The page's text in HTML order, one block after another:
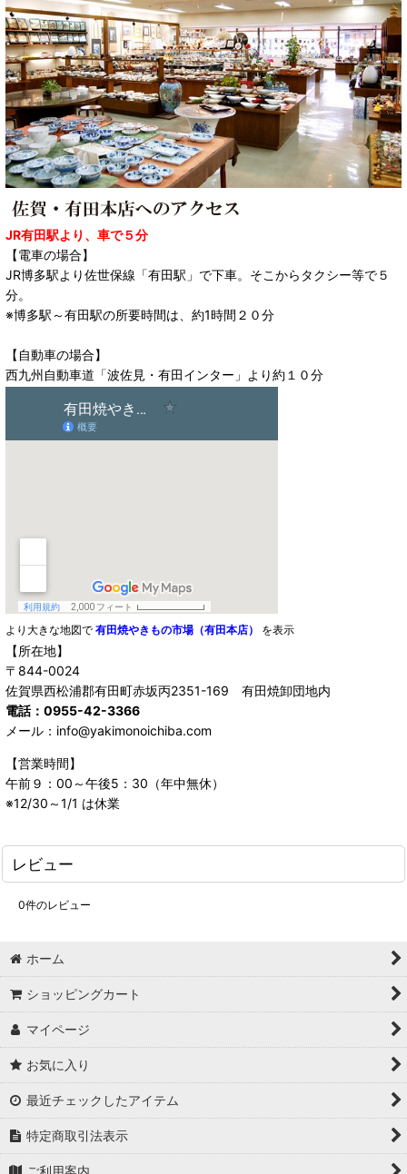
JR有田駅より、車で５分
【電車の場合】
JR博多駅より佐世保線「有田駅」で下車。そこからタクシー等で５
分。
※博多駅～有田駅の所要時間は、約1時間２０分
【自動車の場合】
西九州自動車道「波佐見・有田インター」より約１０分
より大きな地図で 有田焼やきもの市場（有田本店） を表示
【所在地】
〒844-0024
佐賀県西松浦郡有田町赤坂丙2351-169 有田焼卸団地内
電話：0955-42-3366
メール：info@yakimonoichiba.com
【営業時間】
午前９：00～午後5：30（年中無休）
※12/30～1/1 は休業
レビュー
0件のレビュー
ホーム
ショッピングカート
マイページ
お気に入り
最近チェックしたアイテム
特定商取引法表示